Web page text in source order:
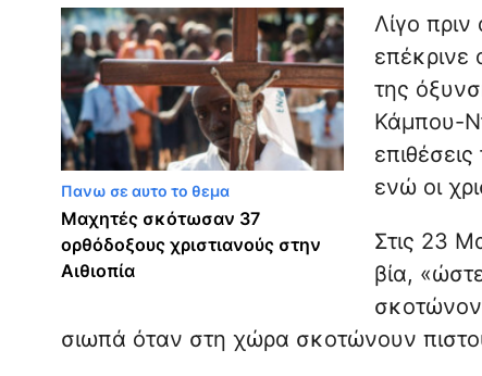
Πανω σε αυτο το θεμα
Μαχητές σκότωσαν 37
ορθόδοξους χριστιανούς στην
Αιθιοπία
Λίγο
της
Κάμπου-
ενώ οι
Στις 23
βία,
σιωπά όταν στη χώρα σκοτώνουν